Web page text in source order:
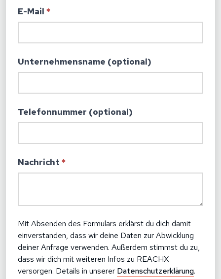
E-Mail *
Unternehmensname (optional)
Telefonnummer (optional)
Nachricht *
Mit Absenden des Formulars erklärst du dich damit
einverstanden, dass wir deine Daten zur Abwicklung
deiner Anfrage verwenden. Außerdem stimmst du zu,
dass wir dich mit weiteren Infos zu REACHX
versorgen. Details in unserer Datenschutzerklärung.